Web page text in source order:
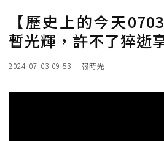
【歷史上的今天
暫光輝，許不了猝逝
2024-07-03 09:53 報時光